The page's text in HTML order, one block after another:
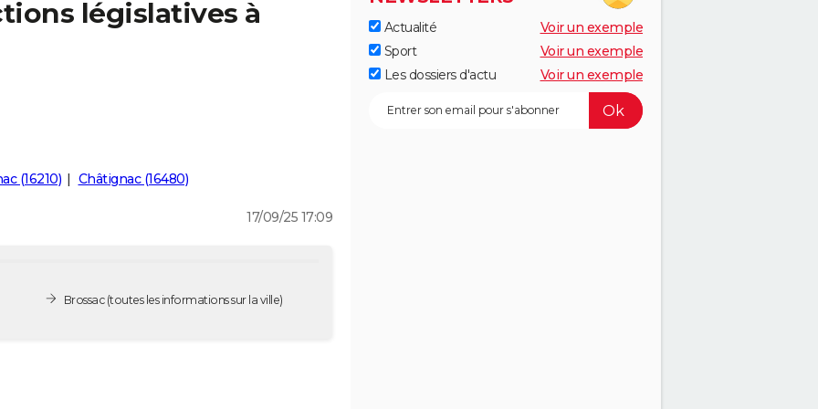
législatives à
(16210) Châtignac (16480)
17/09/25 17:09
Brossac(toutes les informations sur la ville)
Actualité
Voir un exemple
Sport
Voir un exemple
Les dossiers d'actu
Voir un exemple